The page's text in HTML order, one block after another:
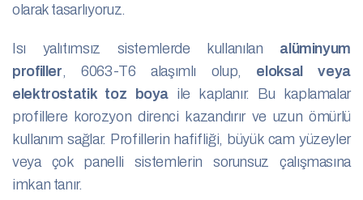
olarak tasarlıyoruz.
Isı yalıtımsız sistemlerde kullanılan alüminyum
profiller, 6063-T6 alaşımlı olup, eloksal veya
elektrostatik toz boya ile kaplanır. Bu kaplamalar
profillere korozyon direnci kazandırır ve uzun ömürlü
kullanım sağlar. Profillerin hafifliği, büyük cam yüzeyler
veya çok panelli sistemlerin sorunsuz çalışmasına
imkan tanır.